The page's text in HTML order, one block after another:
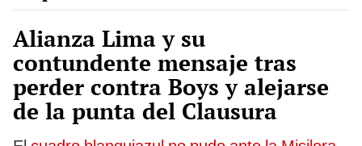
Alianza Lima y su
contundente mensaje tras
perder contra Boys y alejarse
de la punta del Clausura